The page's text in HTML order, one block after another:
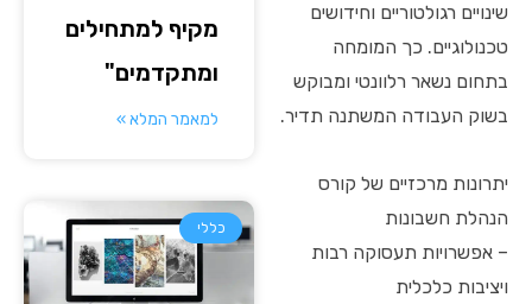
שינויים רגולטוריים וחידושים
טכנולוגיים. כך המומחה
בתחום נשאר רלוונטי ומבוקש
בשוק העבודה המשתנה תדיר.
יתרונות מרכזיים של קורס
הנהלת חשבונות
– אפשרויות תעסוקה רבות
ויציבות כלכלית
מקיף למתחילים
ומתקדמים"
למאמר המלא »
כללי